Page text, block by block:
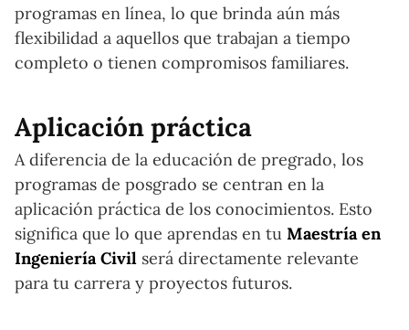
programas en línea, lo que brinda aún más
flexibilidad a aquellos que trabajan a tiempo
completo o tienen compromisos familiares.
Aplicación práctica
A diferencia de la educación de pregrado, los
programas de posgrado se centran en la
aplicación práctica de los conocimientos. Esto
significa que lo que aprendas en tu Maestría en
Ingeniería Civil será directamente relevante
para tu carrera y proyectos futuros.